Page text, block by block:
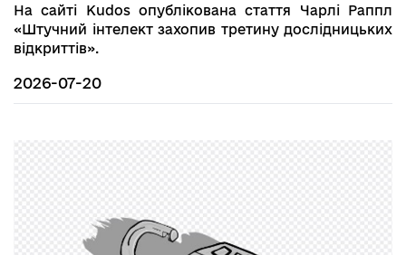
На сайті Kudos опублікована стаття Чарлі Раппл
«Штучний інтелект захопив третину дослідницьких
відкриттів».
2026-07-20